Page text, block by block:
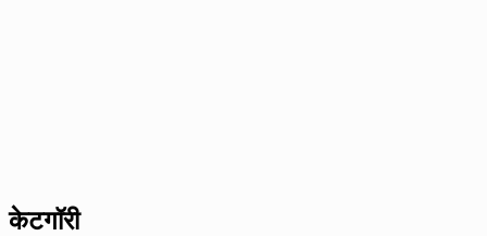
केटगॉरी